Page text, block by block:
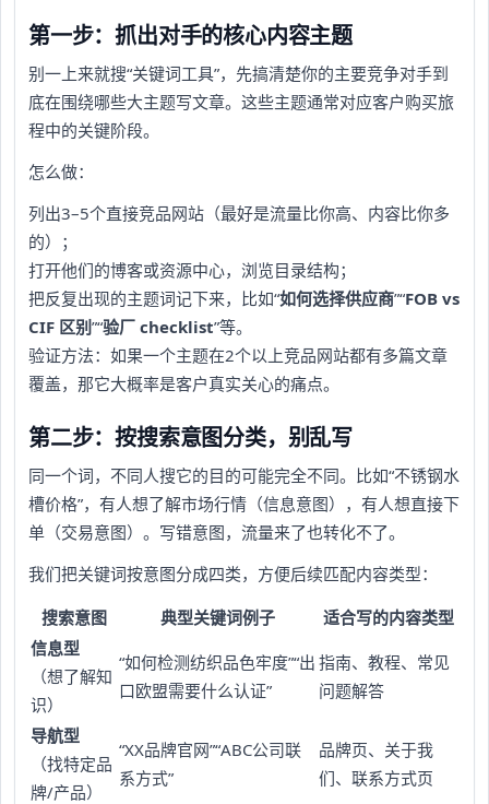
第一步：抓出对手的核心内容主题
别一上来就搜“关键词工具”，先搞清楚你的主要竞争对手到
底在围绕哪些大主题写文章。这些主题通常对应客户购买旅
程中的关键阶段。
怎么做：
列出3–5个直接竞品网站（最好是流量比你高、内容比你多
的）；
打开他们的博客或资源中心，浏览目录结构；
把反复出现的主题词记下来，比如“如何选择供应商”“FOB vs
CIF 区别”“验厂 checklist”等。
验证方法：如果一个主题在2个以上竞品网站都有多篇文章
覆盖，那它大概率是客户真实关心的痛点。
第二步：按搜索意图分类，别乱写
同一个词，不同人搜它的目的可能完全不同。比如“不锈钢水
槽价格”，有人想了解市场行情（信息意图），有人想直接下
单（交易意图）。写错意图，流量来了也转化不了。
我们把关键词按意图分成四类，方便后续匹配内容类型：
搜索意图
典型关键词例子
适合写的内容类型
信息型
（想了解知
识）
“如何检测纺织品色牢度”“出
口欧盟需要什么认证”
指南、教程、常见
问题解答
导航型
（找特定品
牌/产品）
“XX品牌官网”“ABC公司联
系方式”
品牌页、关于我
们、联系方式页